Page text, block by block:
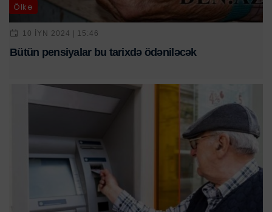
Ölkə
10 IYN 2024 | 15:46
Bütün pensiyalar bu tarixdə ödəniləcək